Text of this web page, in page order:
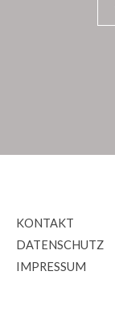
KONTAKT
DATENSCHUTZ
IMPRESSUM